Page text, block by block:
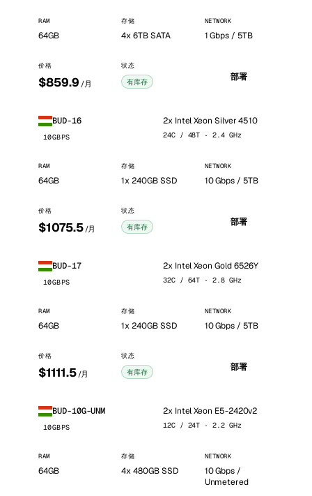
RAM
64GB
存储
4x 6TB SATA
NETWORK
1 Gbps / 5TB
价格
$859.9 /月
状态
有库存 部署
BUD-16
10GBPS
2x Intel Xeon Silver 4510
24C / 48T · 2.4 GHz
RAM
64GB
存储
1x 240GB SSD
NETWORK
10 Gbps / 5TB
价格
$1075.5 /月
状态
有库存 部署
BUD-17
10GBPS
2x Intel Xeon Gold 6526Y
32C / 64T · 2.8 GHz
RAM
64GB
存储
1x 240GB SSD
NETWORK
10 Gbps / 5TB
价格
$1111.5 /月
状态
有库存 部署
BUD-10G-UNM
10GBPS
2x Intel Xeon E5-2420v2
12C / 24T · 2.2 GHz
RAM
64GB
存储
4x 480GB SSD
NETWORK
10 Gbps /
Unmetered